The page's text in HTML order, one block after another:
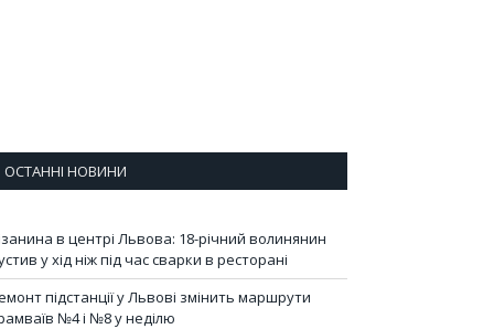
ОСТАННІ НОВИНИ
в центрі Львова: 18-річний волинянин
у хід ніж під час сварки в ресторані
підстанції у Львові змінить маршрути
№4 і №8 у неділю